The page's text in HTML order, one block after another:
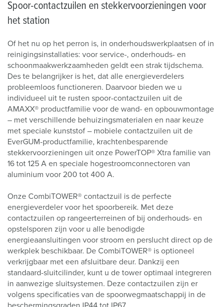
Spoor-contactzuilen en stekkervoorzieningen voor
het station
Of het nu op het perron is, in onderhoudswerkplaatsen of in
reinigingsinstallaties: voor service-, onderhouds- en
schoonmaakwerkzaamheden geldt een strak tijdschema.
Des te belangrijker is het, dat alle energieverdelers
probleemloos functioneren. Daarvoor bieden we u
individueel uit te rusten spoor-contactzuilen uit de
AMAXX® productfamilie voor de wand- en opbouwmontage
– met verschillende behuizingsmaterialen en naar keuze
met speciale kunststof – mobiele contactzuilen uit de
EverGUM-productfamilie, krachtenbesparende
stekkervoorzieningen uit onze PowerTOP® Xtra familie van
16 tot 125 A en speciale hogestroomconnectoren van
aluminium voor 200 tot 400 A.
Onze CombiTOWER® contactzuil is de perfecte
energieverdeler voor het spoorbereik. Met deze
contactzuilen op rangeerterreinen of bij onderhouds- en
opstelsporen zijn voor u alle benodigde
energieaansluitingen voor stroom en perslucht direct op de
werkplek beschikbaar. De CombiTOWER® is optioneel
verkrijgbaar met een afsluitbare deur. Dankzij een
standaard-sluitcilinder, kunt u de tower optimaal integreren
in aanwezige sluitsystemen. Deze contactzuilen zijn er
volgens specificaties van de spoorwegmaatschappij in de